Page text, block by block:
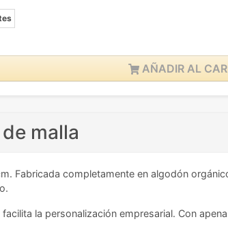
AÑADIR AL
malla
Fabricada completamente en algodón
la personalización empresarial. Con